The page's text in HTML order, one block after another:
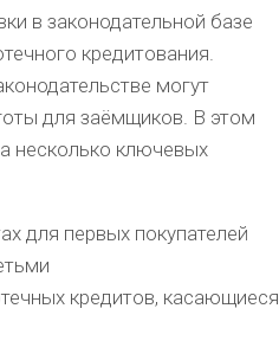
в законодательной базе
кредитования.
могут
для заёмщиков. В этом
несколько ключевых
для первых покупателей
кредитов, касающиеся